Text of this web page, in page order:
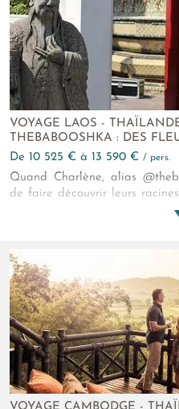
VOYAGE LAOS -
THEBABOOSHKA : DES
de 10 525 € à 13 590 € / pers.
Quand Charlène, alias
de faire découvrir leurs
imagination s’emballe.
combiné pour leur faire
destinations façon kids-
aventures en partage !